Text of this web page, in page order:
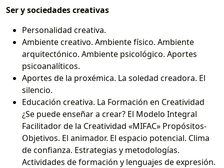
Ser y sociedades creativas
Personalidad creativa.
Ambiente creativo. Ambiente físico. Ambiente
arquitectónico. Ambiente psicológico. Aportes
psicoanalíticos.
Aportes de la proxémica. La soledad creadora. El
silencio.
Educación creativa. La Formación en Creatividad
¿Se puede enseñar a crear? El Modelo Integral
Facilitador de la Creatividad «MIFAC» Propósitos-
Objetivos. El animador. El espacio potencial. Clima
de confianza. Estrategias y metodologías.
Actividades de formación y lenguajes de expresión.